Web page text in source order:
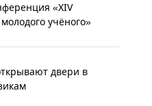
«XIV
учёного»
двери в